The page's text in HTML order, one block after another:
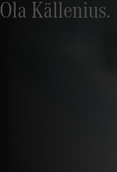
Ola Källenius.